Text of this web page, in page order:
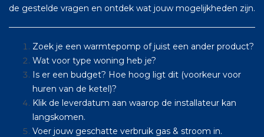
de gestelde vragen en ontdek wat jouw mogelijkheden zijn.
Zoek je een warmtepomp of juist een ander product?
Wat voor type woning heb je?
Is er een budget? Hoe hoog ligt dit (voorkeur voor
huren van de ketel)?
Klik de leverdatum aan waarop de installateur kan
langskomen.
Voer jouw geschatte verbruik gas & stroom in.